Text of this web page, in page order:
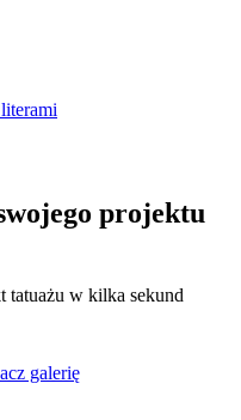
projektu
tatuażu w kilka sekund
galerię